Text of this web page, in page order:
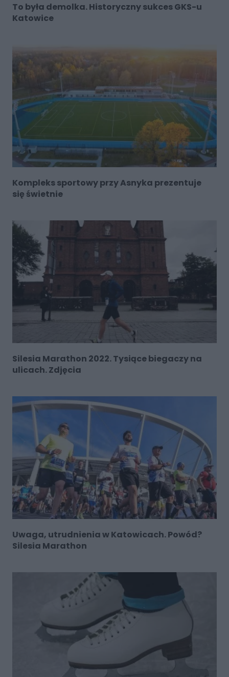
To była demolka. Historyczny sukces GKS-u
Katowice
Kompleks sportowy przy Asnyka prezentuje
się świetnie
Silesia Marathon 2022. Tysiące biegaczy na
ulicach. Zdjęcia
Uwaga, utrudnienia w Katowicach. Powód?
Silesia Marathon